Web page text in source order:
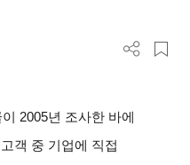
2005년 조사한 바에
객 중 기업에 직접